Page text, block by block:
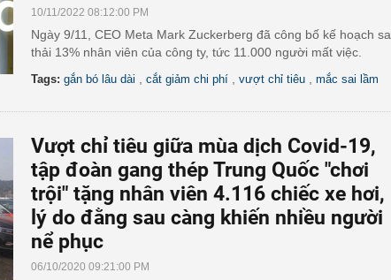
10/11/2022 08:12:00 PM
Ngày 9/11, CEO Meta Mark Zuckerberg đã công bố kế hoạch sa
thải 13% nhân viên của công ty, tức 11.000 người mất việc.
Tags: gắn bó lâu dài cắt giảm chi phí vượt chỉ tiêu mắc sai lầm
Vượt chỉ tiêu giữa mùa dịch Covid-19,
tập đoàn gang thép Trung Quốc "chơi
trội" tặng nhân viên 4.116 chiếc xe hơi,
lý do đằng sau càng khiến nhiều người
nể phục
06/10/2020 09:21:00 PM